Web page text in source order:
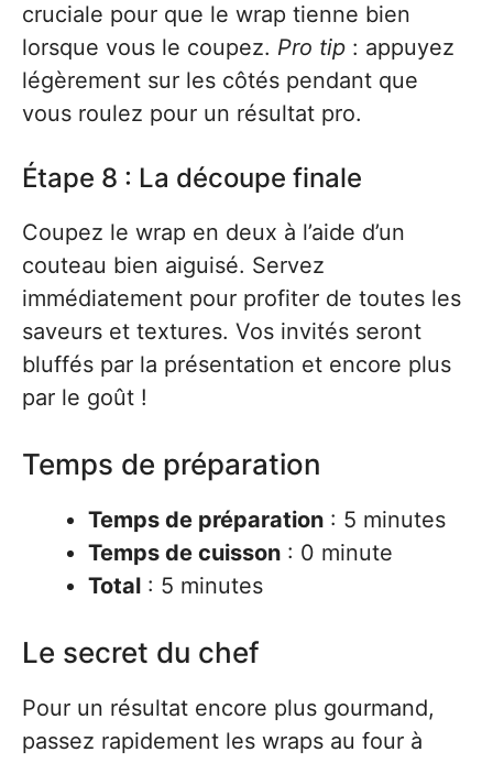
cruciale pour que le wrap tienne bien
lorsque vous le coupez. Pro tip : appuyez
légèrement sur les côtés pendant que
vous roulez pour un résultat pro.
Étape 8 : La découpe finale
Coupez le wrap en deux à l’aide d’un
couteau bien aiguisé. Servez
immédiatement pour profiter de toutes les
saveurs et textures. Vos invités seront
bluffés par la présentation et encore plus
par le goût !
Temps de préparation
Temps de préparation : 5 minutes
Temps de cuisson : 0 minute
Total : 5 minutes
Le secret du chef
Pour un résultat encore plus gourmand,
passez rapidement les wraps au four à